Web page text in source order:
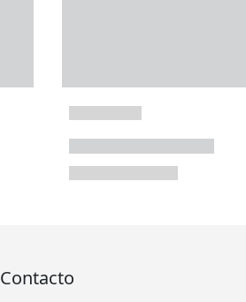
Contacto